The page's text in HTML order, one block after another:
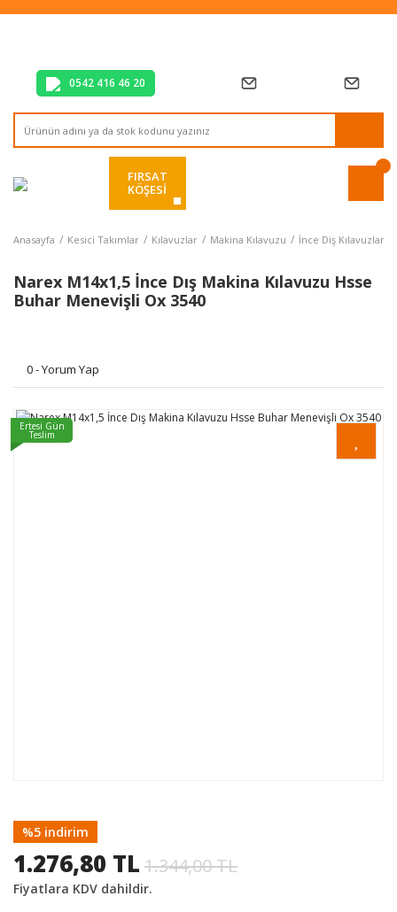
Tüm Alışverişlerde Vade Farksız 2 Taksit!
0542 416 46 20
FIRSAT
KÖŞESİ
Anasayfa Kesici Takımlar Kılavuzlar Makina Kılavuzu İnce Diş Kılavuzlar
Narex M14x1,5 İnce Dış Makina Kılavuzu Hsse
Buhar Menevişli Ox 3540
0 - Yorum Yap
Ertesi Gün
Teslim
%5 indirim
1.276,80 TL 1.344,00 TL
Fiyatlara KDV dahildir.